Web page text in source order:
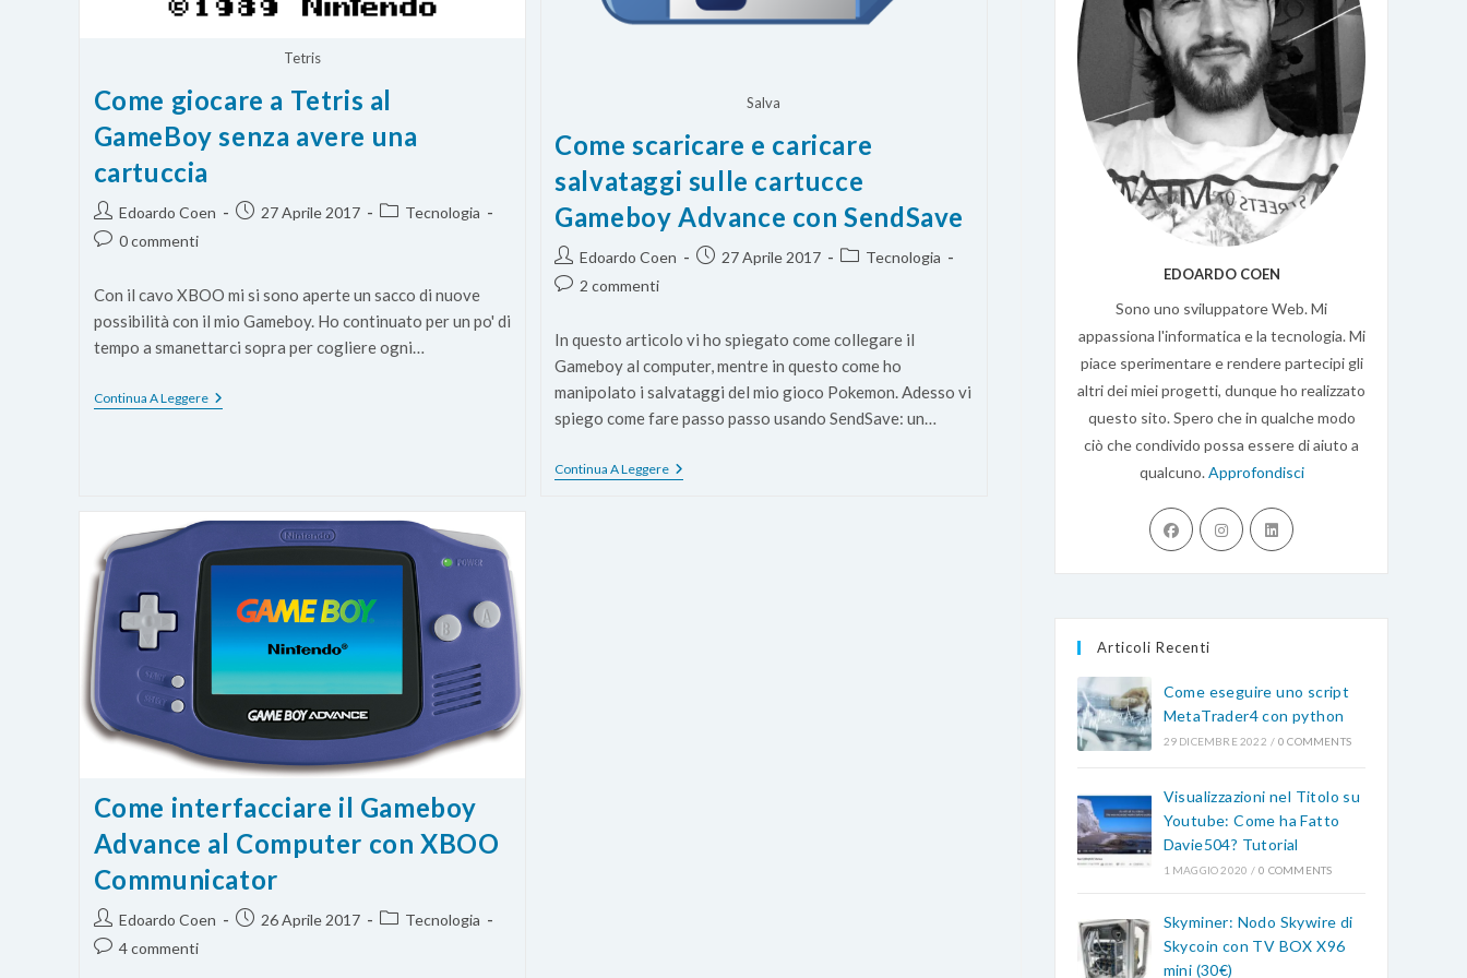
Tetris
Come giocare a Tetris al
GameBoy senza avere una
cartuccia
Autore
dell'articolo:
Edoardo Coen
Articolo27 Aprile 2017
Categoria
Tecnologia
Commenti
0 commenti
Con il cavo XBOO mi si sono aperte un sacco di nuove
possibilità con il mio Gameboy. Ho continuato per un po' di
tempo a smanettarci sopra per cogliere ogni…
Continua A LeggereCome
Giocare
Avere
Cartuccia
Salva
Come scaricare e caricare
salvataggi sulle cartucce
Gameboy Advance con SendSave
Autore
dell'articolo:
Edoardo Coen
Articolo27 Aprile 2017
Categoria
Tecnologia
Commenti
2 commenti
In questo articolo vi ho spiegato come collegare il
Gameboy al computer, mentre in questo come ho
manipolato i salvataggi del mio gioco Pokemon. Adesso vi
spiego come fare passo passo usando SendSave: un…
Continua A LeggereCome
Scaricare
Come interfacciare il Gameboy
Advance al Computer con XBOO
Communicator
Autore
dell'articolo:
Edoardo Coen
Articolo26 Aprile 2017
Categoria
Tecnologia
Commenti
4 commenti
EDOARDO COEN
Sono uno sviluppatore Web. Mi
appassiona l'informatica e la tecnologia. Mi
piace sperimentare e rendere partecipi gli
altri dei miei progetti, dunque ho realizzato
questo sito. Spero che in qualche modo
ciò che condivido possa essere di aiuto a
qualcuno.Approfondisci
Opens
in
Opens
in
Opens
Articoli Recenti
Come eseguire uno script
MetaTrader4 con python
29 DICEMBRE 2022 / 0 COMMENTS
Visualizzazioni nel Titolo su
Youtube: Come ha Fatto
Davie504? Tutorial
1 MAGGIO 2020 / 0 COMMENTS
Skyminer: Nodo Skywire di
Skycoin con TV BOX X96
mini (30€)